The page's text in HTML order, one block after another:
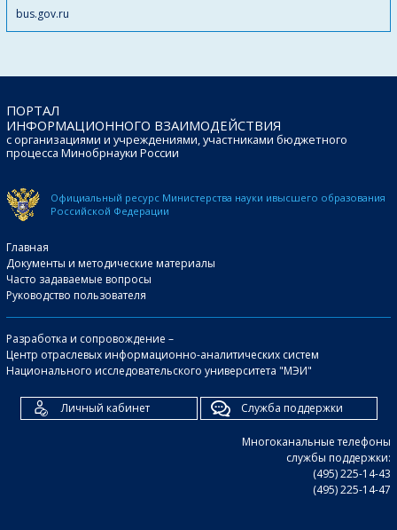
bus.gov.ru
ПОРТАЛ
ИНФОРМАЦИОННОГО ВЗАИМОДЕЙСТВИЯ
с организациями и учреждениями, участниками бюджетного
процесса Минобрнауки России
Официальный ресурс Министерства науки ивысшего образования
Российской Федерации
Главная
Документы и методические материалы
Часто задаваемые вопросы
Руководство пользователя
Разработка и сопровождение –
Центр отраслевых информационно-аналитических систем
Национального исследовательского университета "МЭИ"
Личный кабинет Служба поддержки
Многоканальные телефоны
службы поддержки:
(495) 225-14-43
(495) 225-14-47